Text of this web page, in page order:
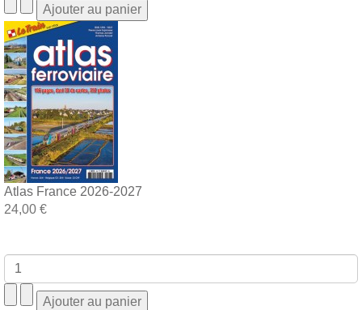
Atlas France 2026-2027
24,00 €